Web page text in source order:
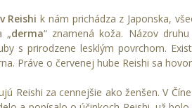
Reishi k nám prichádza z Japonska,
„derma“ znamená koža. Názov druhu
s prirodzene lesklým povrchom.
Práve o červenej hube Reishi sa
Reishi za cennejšie ako ženšen. V